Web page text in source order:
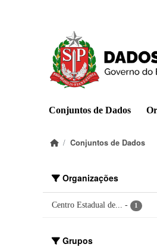
Conjuntos de Dados
Conjuntos de Dados
Organizações
Centro Estadual de... - 1
Grupos